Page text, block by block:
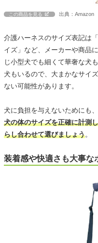
この商品を見る 出典：Amazon
介護ハーネスのサイズ表記は
イズ」など、メーカーや商品
じ小型犬でも細くて華奢な犬
犬もいるので、大まかなサイ
ない可能性があります。
犬に負担を与えないためにも
犬の体のサイズを正確に計測
らし合わせて選びましょう。
装着感や快適さも大事な